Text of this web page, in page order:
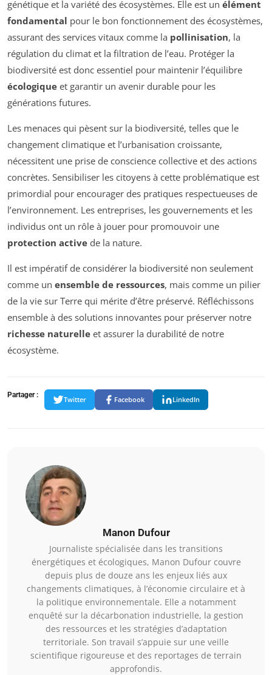
génétique et la variété des écosystèmes. Elle est un élément
fondamental pour le bon fonctionnement des écosystèmes,
assurant des services vitaux comme la pollinisation, la
régulation du climat et la filtration de l’eau. Protéger la
biodiversité est donc essentiel pour maintenir l’équilibre
écologique et garantir un avenir durable pour les
générations futures.
Les menaces qui pèsent sur la biodiversité, telles que le
changement climatique et l’urbanisation croissante,
nécessitent une prise de conscience collective et des actions
concrètes. Sensibiliser les citoyens à cette problématique est
primordial pour encourager des pratiques respectueuses de
l’environnement. Les entreprises, les gouvernements et les
individus ont un rôle à jouer pour promouvoir une
protection active de la nature.
Il est impératif de considérer la biodiversité non seulement
comme un ensemble de ressources, mais comme un pilier
de la vie sur Terre qui mérite d’être préservé. Réfléchissons
ensemble à des solutions innovantes pour préserver notre
richesse naturelle et assurer la durabilité de notre
écosystème.
Partager :
Twitter Facebook LinkedIn
Manon Dufour
Journaliste spécialisée dans les transitions
énergétiques et écologiques, Manon Dufour couvre
depuis plus de douze ans les enjeux liés aux
changements climatiques, à l’économie circulaire et à
la politique environnementale. Elle a notamment
enquêté sur la décarbonation industrielle, la gestion
des ressources et les stratégies d’adaptation
territoriale. Son travail s’appuie sur une veille
scientifique rigoureuse et des reportages de terrain
approfondis.